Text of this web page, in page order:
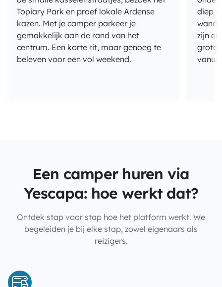
Topiary Park en proef lokale Ardense
kazen. Met je camper parkeer je
gemakkelijk aan de rand van het
centrum. Een korte rit, maar genoeg te
beleven voor een vol weekend.
diep
zijn er
vanuit
Een camper huren via
Yescapa: hoe werkt dat?
Ontdek stap voor stap hoe het platform werkt. We
begeleiden je bij elke stap, zowel eigenaars als
reizigers.